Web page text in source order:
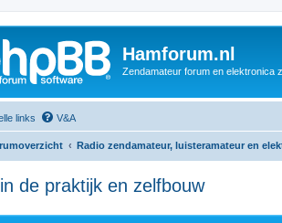
Hamforum.nl
Zendamateur forum en elektronica
links V&A
Radio zendamateur, luisteramateur en
de praktijk en zelfbouw